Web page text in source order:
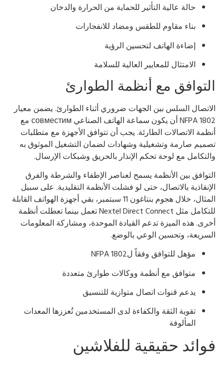
حالة عالية التأثير للحماية من الحرارة والدخان
بناء مقاوم للطقس ومضاد للانفجارات
إضاءة الهاتف لتحسين الرؤية
الامتثال للمعايير العالية للسلامة
مع أنظمة الطوارئ
السلس بين الجهات ضروري أثناء الطوارئ. يضمن معيار
NFPA 1802 أن يكون سماعة الهاتف الصناعي совместим مع
الاتصالات الطارئة. يجب أن تتوافق الأجهزة مع متطلبات
صارمة وتشغيلية وشهادات لضمان التشغيل الموثوق به
مع لوحة تحكم الإنذار بالحريق وشبكات الإرسال.
بين الأنظمة يسمح لعناصر الإطفاء والشرطة والفرق
بالاتصال، حتى لو فشلت الأنظمة التقليدية. على سبيل
المثال، خلال هجوم بنتاغون 11 سبتمبر، بقي أجهزة الهواتف القابلة
للتكامل مثل Nextel Direct Connect تعمل بينما تعطلت أنظمة
هذه الميزة تدعم القيادة الموحدة، ومشاركة المعلومات
وتحسين الوعي بالوضع.
مؤهل للتوافق وفقاً لNFPA 1802
متوافق مع أنظمة ووكالات طوارئ متعددة
يدعم قنوات اتصال متوازية للتنسيق
تقوية الثقة والكفاءة لدى المستخدمين تُعززها المعدات
المألوفة
حقيقية للفلاشين